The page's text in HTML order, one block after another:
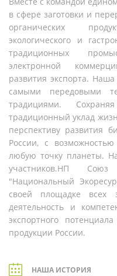
в сфере заготовки и
органических
экологического и
традиционных
электронной
развития экспорта.
самыми передовыми
традициями.
традиционный уклад
перспективу развития
России, с
любую точку планеты.
участников.НП Союз
"Национальный
своей площадке всех
деятельность и
экспортного
продукции России.
НАША ИСТОРИЯ